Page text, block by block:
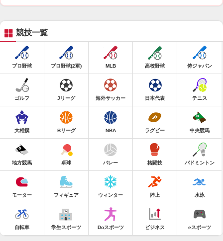
競技一覧
プロ野球 プロ野球(2軍) MLB 高校野球 侍ジャパン
ゴルフ Jリーグ 海外サッカー 日本代表 テニス
大相撲 Bリーグ NBA ラグビー 中央競馬
地方競馬 卓球 バレー 格闘技 バドミントン
モーター フィギュア ウィンター 陸上 水泳
自転車 学生スポーツ Doスポーツ ビジネス eスポーツ